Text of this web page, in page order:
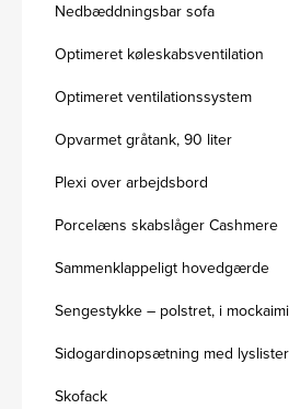
Nedbæddningsbar sofa
Optimeret køleskabsventilation
Optimeret ventilationssystem
Opvarmet gråtank, 90 liter
Plexi over arbejdsbord
Porcelæns skabslåger Cashmere
Sammenklappeligt hovedgærde
Sengestykke – polstret, i
Sidogardinopsætning med lyslister
Skofack